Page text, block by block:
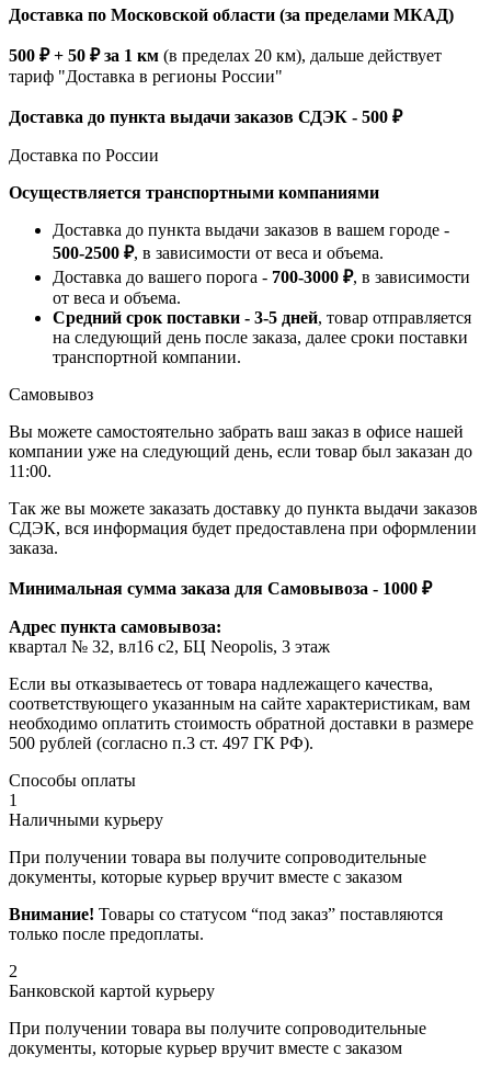
Доставка по Московской области (за пределами МКАД)
500 ₽ + 50 ₽ за 1 км (в пределах 20 км), дальше действует
тариф "Доставка в регионы России"
Доставка до пункта выдачи заказов СДЭК - 500 ₽
Доставка по России
Осуществляется транспортными компаниями
Доставка до пункта выдачи заказов в вашем городе -
500-2500 ₽, в зависимости от веса и объема.
Доставка до вашего порога - 700-3000 ₽, в зависимости
от веса и объема.
Средний срок поставки - 3-5 дней, товар отправляется
на следующий день после заказа, далее сроки поставки
транспортной компании.
Самовывоз
Вы можете самостоятельно забрать ваш заказ в офисе нашей
компании уже на следующий день, если товар был заказан до
11:00.
Так же вы можете заказать доставку до пункта выдачи заказов
СДЭК, вся информация будет предоставлена при оформлении
заказа.
Минимальная сумма заказа для Самовывоза - 1000 ₽
Адрес пункта самовывоза:
квартал № 32, вл16 с2, БЦ Neopolis, 3 этаж
Если вы отказываетесь от товара надлежащего качества,
соответствующего указанным на сайте характеристикам, вам
необходимо оплатить стоимость обратной доставки в размере
500 рублей (согласно п.3 ст. 497 ГК РФ).
Способы оплаты
1
Наличными курьеру
При получении товара вы получите сопроводительные
документы, которые курьер вручит вместе с заказом
Внимание! Товары со статусом “под заказ” поставляются
только после предоплаты.
2
Банковской картой курьеру
При получении товара вы получите сопроводительные
документы, которые курьер вручит вместе с заказом